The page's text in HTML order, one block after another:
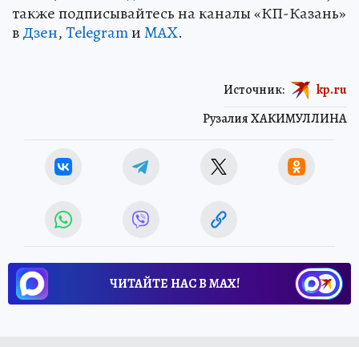
также подписывайтесь на каналы «КП-Казань»
вДзен,TelegramиMAX.
Рузалия ХАКИМУЛЛИНА
Источник: kp.ru
ЧИТАЙТЕ НАС В МАХ!